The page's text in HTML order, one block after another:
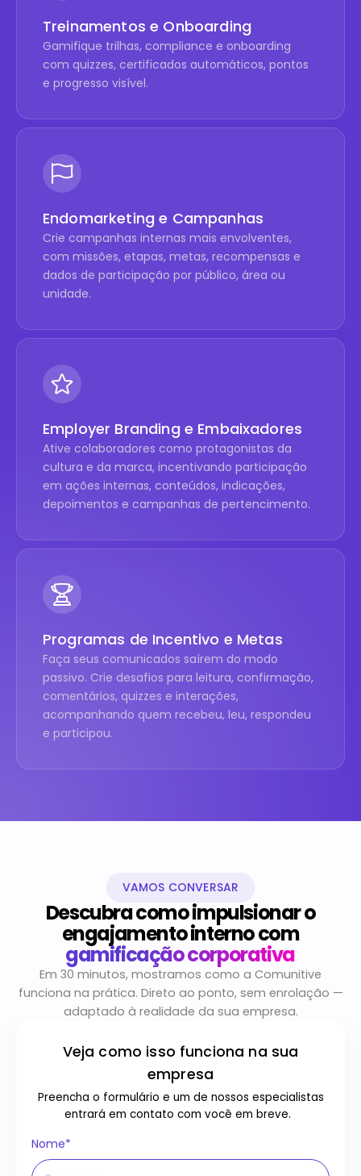
Treinamentos e Onboarding
Gamifique trilhas, compliance e onboarding
com quizzes, certificados automáticos, pontos
e progresso visível.
Endomarketing e Campanhas
Crie campanhas internas mais envolventes,
com missões, etapas, metas, recompensas e
dados de participação por público, área ou
unidade.
Employer Branding e Embaixadores
Ative colaboradores como protagonistas da
cultura e da marca, incentivando participação
em ações internas, conteúdos, indicações,
depoimentos e campanhas de pertencimento.
Programas de Incentivo e Metas
Faça seus comunicados saírem do modo
passivo. Crie desafios para leitura, confirmação,
comentários, quizzes e interações,
acompanhando quem recebeu, leu, respondeu
e participou.
VAMOS CONVERSAR
Descubra como impulsionar o
engajamento interno com
gamificação corporativa
Em 30 minutos, mostramos como a Comunitive
funciona na prática. Direto ao ponto, sem enrolação —
adaptado à realidade da sua empresa.
Veja como isso funciona na sua
empresa
Preencha o formulário e um de nossos especialistas
entrará em contato com você em breve.
Nome*